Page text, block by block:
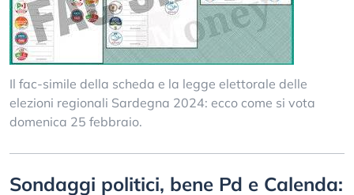
Il fac-simile della scheda e la legge elettorale delle
elezioni regionali Sardegna 2024: ecco come si vota
domenica 25 febbraio.
Sondaggi politici, bene Pd e Calenda: